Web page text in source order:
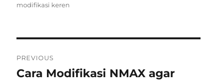
on
modifikasi keren
navigation
PREVIOUS
Previous
Cara Modifikasi NMAX agar